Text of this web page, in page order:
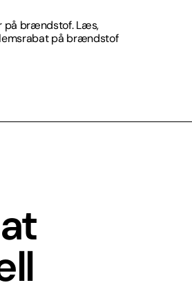
på brændstof. Læs,
på brændstof